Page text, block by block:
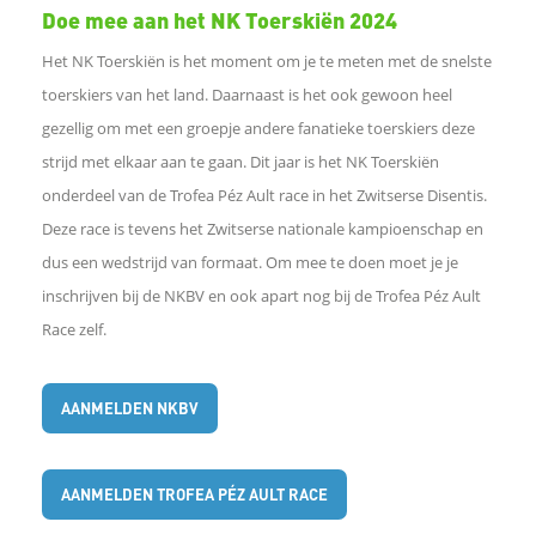
n
p
F
a
e
b
o
Doe mee aan het NK Toerskiën 2024
Het NK Toerskiën is het moment om je te meten met de snelste
toerskiers van het land. Daarnaast is het ook gewoon heel
gezellig om met een groepje andere fanatieke toerskiers deze
strijd met elkaar aan te gaan. Dit jaar is het NK Toerskiën
onderdeel van de Trofea Péz Ault race in het Zwitserse Disentis.
Deze race is tevens het Zwitserse nationale kampioenschap en
dus een wedstrijd van formaat. Om mee te doen moet je je
inschrijven bij de NKBV en ook apart nog bij de Trofea Péz Ault
Race zelf.
AANMELDEN NKBV
AANMELDEN TROFEA PÉZ AULT RACE